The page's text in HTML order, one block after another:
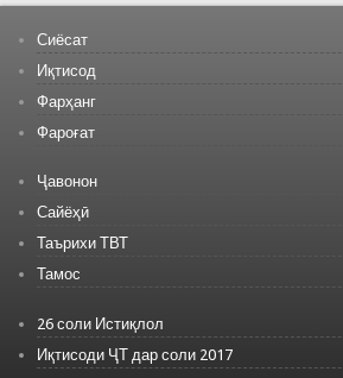
Сиёсат
Иқтисод
Фарҳанг
Фароғат
Ҷавонон
Сайёҳӣ
Таърихи ТВТ
Тамос
26 соли Истиқлол
Иқтисоди ҶТ дар соли 2017